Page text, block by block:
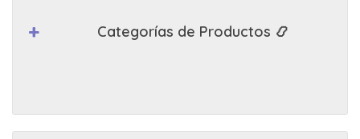
Categorías de Productos 📿